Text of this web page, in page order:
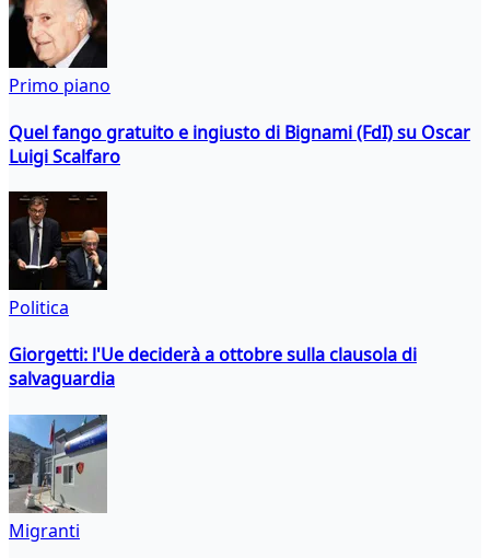
Primo piano
Quel fango gratuito e ingiusto di Bignami (FdI) su Oscar
Luigi Scalfaro
Politica
Giorgetti: l'Ue deciderà a ottobre sulla clausola di
salvaguardia
Migranti